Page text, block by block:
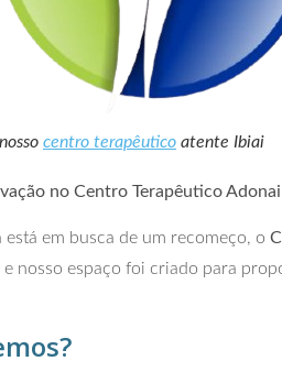
nosso centro terapêutico atente Ibiai
no Centro Terapêutico
está em busca de um recomeço, o
e nosso espaço foi criado para